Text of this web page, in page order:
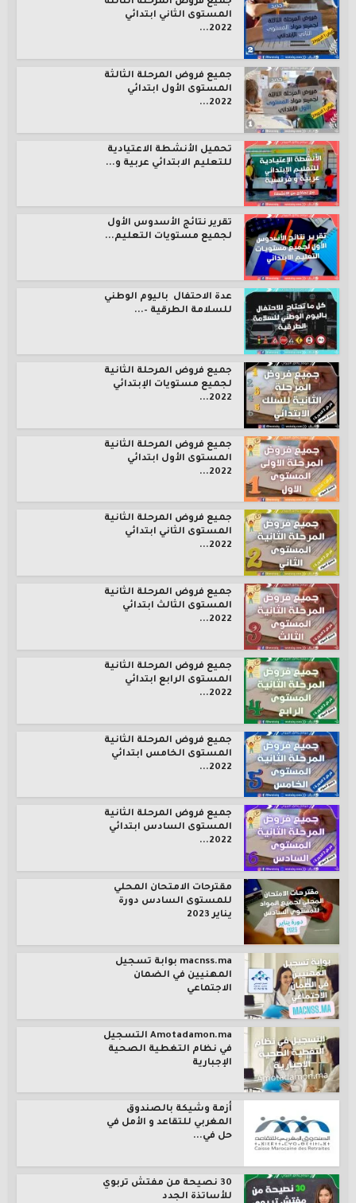
المستوى الثاني ابتدائي
2022...
جميع فروض المرحلة الثالثة
المستوى الأول ابتدائي
2022...
تحميل الأنشطة الاعتيادية
للتعليم الابتدائي عربية و...
تقرير نتائج الأسدوس الأول
لجميع مستويات التعليم...
عدة الاحتفال باليوم الوطني
للسلامة الطرقية –...
جميع فروض المرحلة الثانية
لجميع مستويات الإبتدائي
2022...
جميع فروض المرحلة الثانية
المستوى الأول ابتدائي
2022...
جميع فروض المرحلة الثانية
المستوى الثاني ابتدائي
2022...
جميع فروض المرحلة الثانية
المستوى الثالث ابتدائي
2022...
جميع فروض المرحلة الثانية
المستوى الرابع ابتدائي
2022...
جميع فروض المرحلة الثانية
المستوى الخامس ابتدائي
2022...
جميع فروض المرحلة الثانية
المستوى السادس ابتدائي
2022...
مقترحات الامتحان المحلي
للمستوى السادس دورة
يناير 2023
macnss.ma بوابة تسجيل
المهنيين في الضمان
الاجتماعي
Amotadamon.ma التسجيل
في نظام التغطية الصحية
الإجبارية
أزمة وشيكة بالصندوق
المغربي للتقاعد و الأمل في
حل في...
30 نصيحة من مفتش تربوي
للأساتذة الجدد